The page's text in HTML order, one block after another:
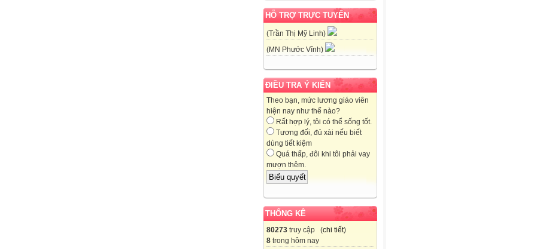
HỖ TRỢ TRỰC TUYẾN
(Trần Thị Mỹ Linh)
(MN Phước Vĩnh)
ĐIỀU TRA Ý KIẾN
Theo bạn, mức lương giáo viên
hiện nay như thế nào?
Rất hợp lý, tôi có thể sống tốt.
Tương đối, đủ xài nếu biết
dùng tiết kiệm
Quá thấp, đôi khi tôi phải vay
mượn thêm.
THỐNG KÊ
80273 truy cập (chi tiết)
8 trong hôm nay